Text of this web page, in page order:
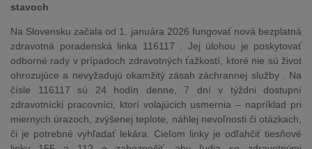
stavoch
Na Slovensku začala od 1. januára 2026 fungovať nová bezplatná
zdravotná poradenská linka 116117 . Jej úlohou je poskytovať
odborné rady v prípadoch zdravotných ťažkostí, ktoré nie sú život
ohrozujúce a nevyžadujú okamžitý zásah záchrannej služby . Na
čísle 116117 sú 24 hodín denne, 7 dní v týždni dostupní
zdravotnícki pracovníci, ktorí volajúcich usmernia – napríklad pri
miernych úrazoch, zvýšenej teplote, náhlej nevoľnosti či otázkach,
či je potrebné vyhľadať lekára. Cieľom linky je odľahčiť tiesňové